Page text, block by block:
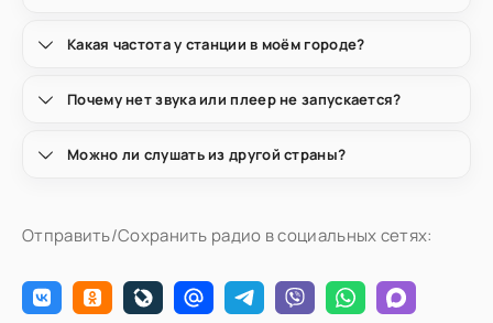
Какая частота у станции в моём городе?
Почему нет звука или плеер не запускается?
Можно ли слушать из другой страны?
Отправить/Сохранить радио в социальных сетях: